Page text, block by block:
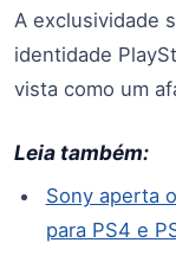
A exclusividade
identidade
vista como um
Leia também:
Sony aperta
para PS4 e